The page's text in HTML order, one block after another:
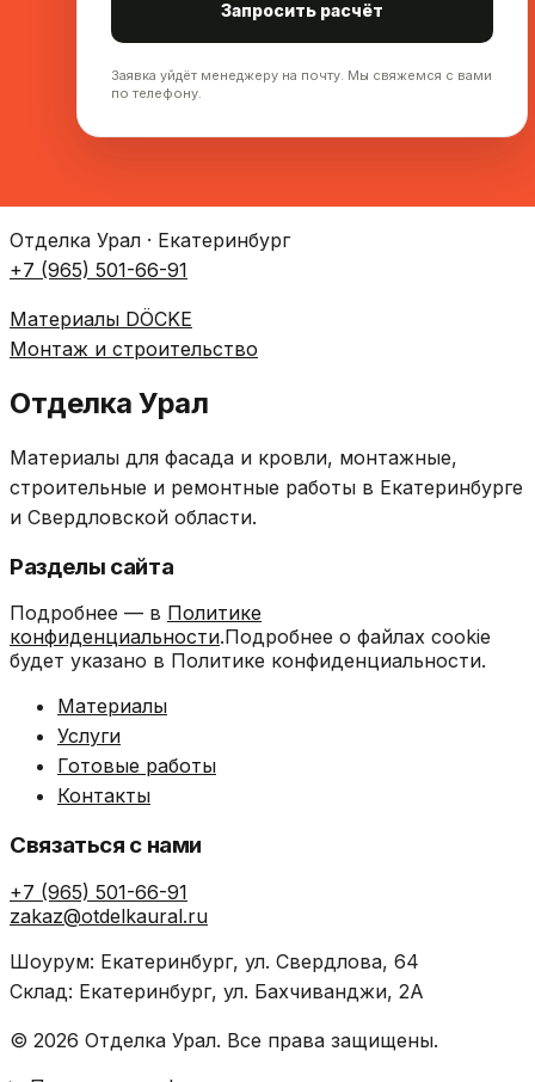
Запросить расчёт
Заявка уйдёт менеджеру на почту. Мы свяжемся с вами
по телефону.
Отделка Урал · Екатеринбург
+7 (965) 501-66-91
Материалы DÖCKE
Монтаж и строительство
Отделка Урал
Материалы для фасада и кровли, монтажные,
строительные и ремонтные работы в Екатеринбурге
и Свердловской области.
Разделы сайта
Подробнее — в Политике
конфиденциальности.Подробнее о файлах cookie
будет указано в Политике конфиденциальности.
Материалы
Услуги
Готовые работы
Контакты
Связаться с нами
+7 (965) 501-66-91
zakaz@otdelkaural.ru
Шоурум: Екатеринбург, ул. Свердлова, 64
Склад: Екатеринбург, ул. Бахчиванджи, 2А
© 2026 Отделка Урал. Все права защищены.